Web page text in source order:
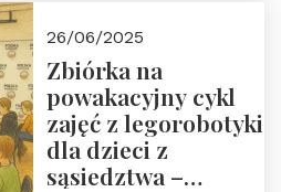
26/06/2025
Zbiórka na
powakacyjny cykl
zajęć z legorobotyki
dla dzieci z
sąsiedztwa –